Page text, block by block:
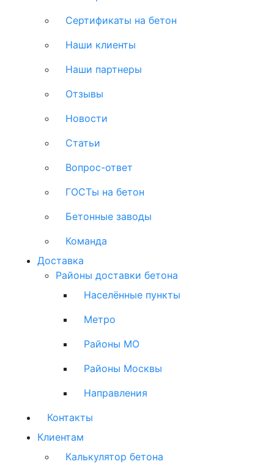
Сертификаты на бетон
Наши клиенты
Наши партнеры
Отзывы
Новости
Статьи
Вопрос-ответ
ГОСТы на бетон
Бетонные заводы
Команда
Доставка
Районы доставки бетона
Населённые пункты
Метро
Районы МО
Районы Москвы
Направления
Контакты
Клиентам
Калькулятор бетона